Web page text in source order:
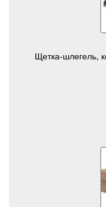
Щетка-шлегель,